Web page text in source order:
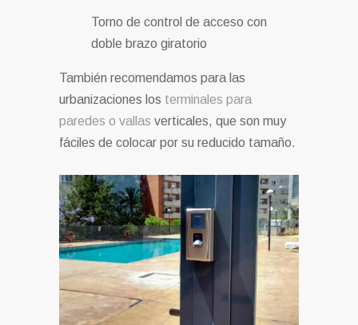
Torno de control de acceso con
doble brazo giratorio
También recomendamos para las
urbanizaciones los terminales para
paredes o vallas verticales, que son muy
fáciles de colocar por su reducido tamaño.